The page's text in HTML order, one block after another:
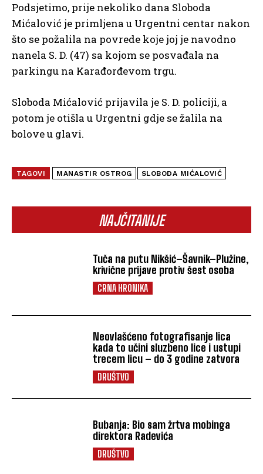
NAJČITANIJE
Tuča na putu Nikšić–Šavnik–Plužine,
krivične prijave protiv šest osoba
CRNA HRONIKA
Neovlašćeno fotografisanje lica
kada to učini sluzbeno lice i ustupi
trecem licu – do 3 godine zatvora
DRUŠTVO
Bubanja: Bio sam žrtva mobinga
direktora Radevića
DRUŠTVO
Podsjetimo, prije nekoliko dana Sloboda
Mićalović je primljena u Urgentni centar nakon
što se požalila na povrede koje joj je navodno
nanela S. D. (47) sa kojom se posvađala na
parkingu na Karađorđevom trgu.
Sloboda Mićalović prijavila je S. D. policiji, a
potom je otišla u Urgentni gdje se žalila na
bolove u glavi.
TAGOVI MANASTIR OSTROG SLOBODA MIĆALOVIĆ